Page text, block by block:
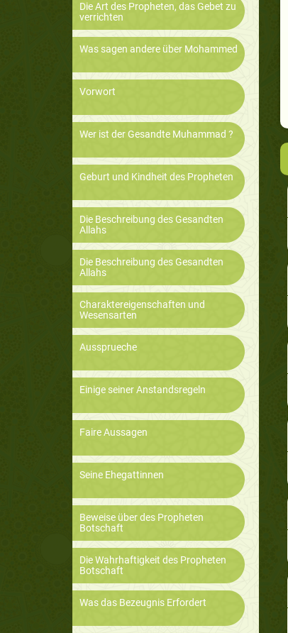
Die Art des Propheten, das Gebet zu
verrichten
Was sagen andere über Mohammed
Vorwort
Wer ist der Gesandte Muhammad ?
Geburt und Kindheit des Propheten
Die Beschreibung des Gesandten
Allahs
Die Beschreibung des Gesandten
Allahs
Charaktereigenschaften und
Wesensarten
Aussprueche
Einige seiner Anstandsregeln
Faire Aussagen
Seine Ehegattinnen
Beweise über des Propheten
Botschaft
Die Wahrhaftigkeit des Propheten
Botschaft
Was das Bezeugnis Erfordert